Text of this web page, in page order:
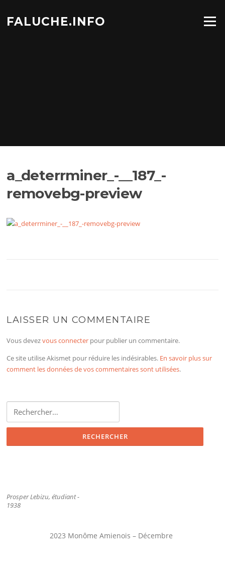
contenu
FALUCHE.INFO Menu
a_deterrminer_-__187_-
removebg-preview
LAISSER UN COMMENTAIRE
Vous devezvous connecter pour publier un commentaire.
Ce site utilise Akismet pour réduire les indésirables. En savoir plus sur
comment les données de vos commentaires sont utilisées.
Prosper Lebizu, étudiant -
1938
2023 Monôme Amienois – Décembre